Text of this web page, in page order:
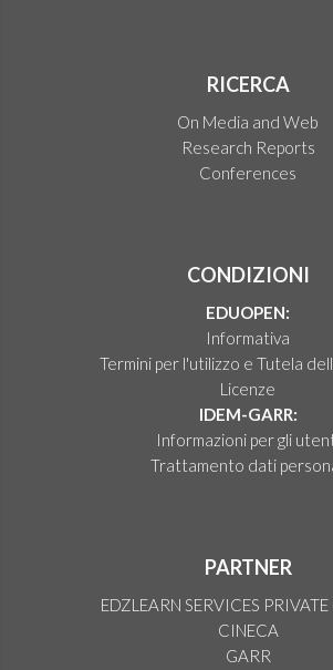
RICERCA
On Media and Web
Research Reports
Conferences
CONDIZIONI
EDUOPEN:
Informativa
Termini per l'utilizzo e Tutela
Licenze
IDEM-GARR:
Informazioni per gli
Trattamento dati
PARTNER
EDZLEARN SERVICES
CINECA
GARR